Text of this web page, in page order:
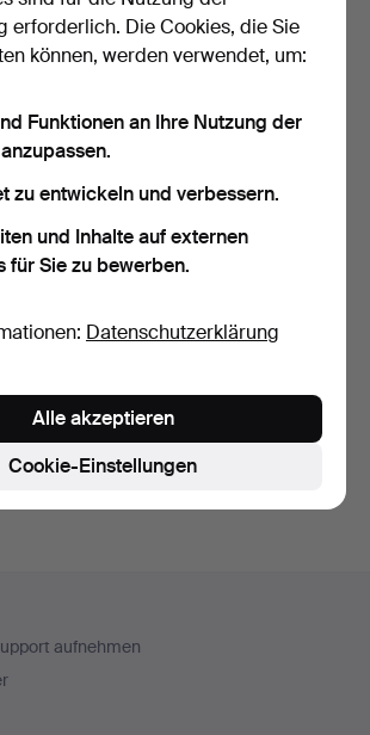
…
Beendete Auktionen aus unserem
aufnehmen
erforderlich. Die Cookies, die Sie
können, werden verwendet, um:
Funktionen an Ihre Nutzung der
zu entwickeln und verbessern.
und Inhalte auf externen
für Sie zu bewerben.
Datenschutzerklärung
Cookie-Einstellungen
Alle akzeptieren